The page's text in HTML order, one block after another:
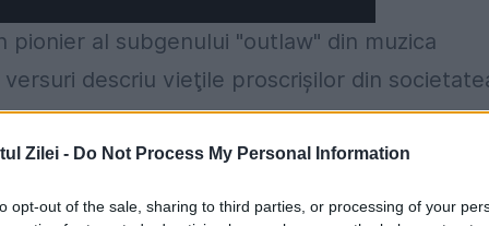
Zilei - Do Not Process My Personal Information
opt-out of the sale, sharing to third parties, or processing of your
al subgenului "outlaw" din muzica
descriu vieţile proscrişilor din
acuzare formulate de procurori pe numele
în stare de ebrietate, injurii aduse forţelor de
consumul de droguri, port ilegal de armă în